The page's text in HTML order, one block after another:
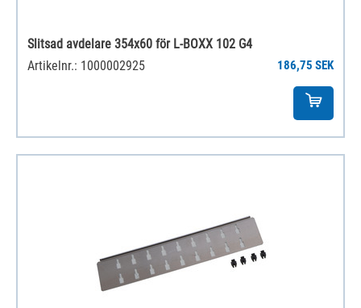
Slitsad avdelare 354x60 för L-BOXX 102 G4
Artikelnr.: 1000002925
186,75 SEK